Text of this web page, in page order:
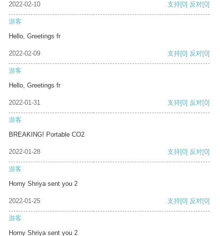
2022-02-10 支持[0] 反对[0]
游客
Hello, Greetings fr
2022-02-09 支持[0] 反对[0]
游客
Hello, Greetings fr
2022-01-31 支持[0] 反对[0]
游客
BREAKING! Portable CO2
2022-01-28 支持[0] 反对[0]
游客
Horny Shriya sent you 2
2022-01-25 支持[0] 反对[0]
游客
Horny Shriya sent you 2